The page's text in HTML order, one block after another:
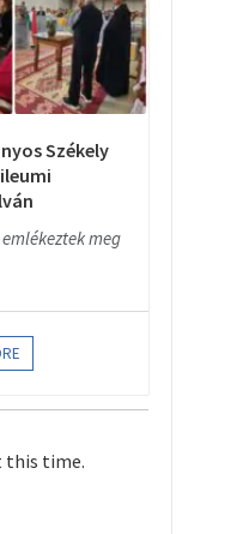
Székely
meg
this time.